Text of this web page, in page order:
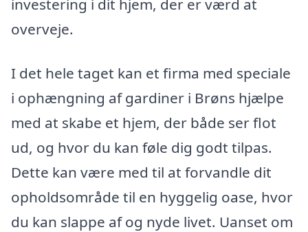
investering i dit hjem, der er værd at
overveje.
I det hele taget kan et firma med speciale
i ophængning af gardiner i Brøns hjælpe
med at skabe et hjem, der både ser flot
ud, og hvor du kan føle dig godt tilpas.
Dette kan være med til at forvandle dit
opholdsområde til en hyggelig oase, hvor
du kan slappe af og nyde livet. Uanset om